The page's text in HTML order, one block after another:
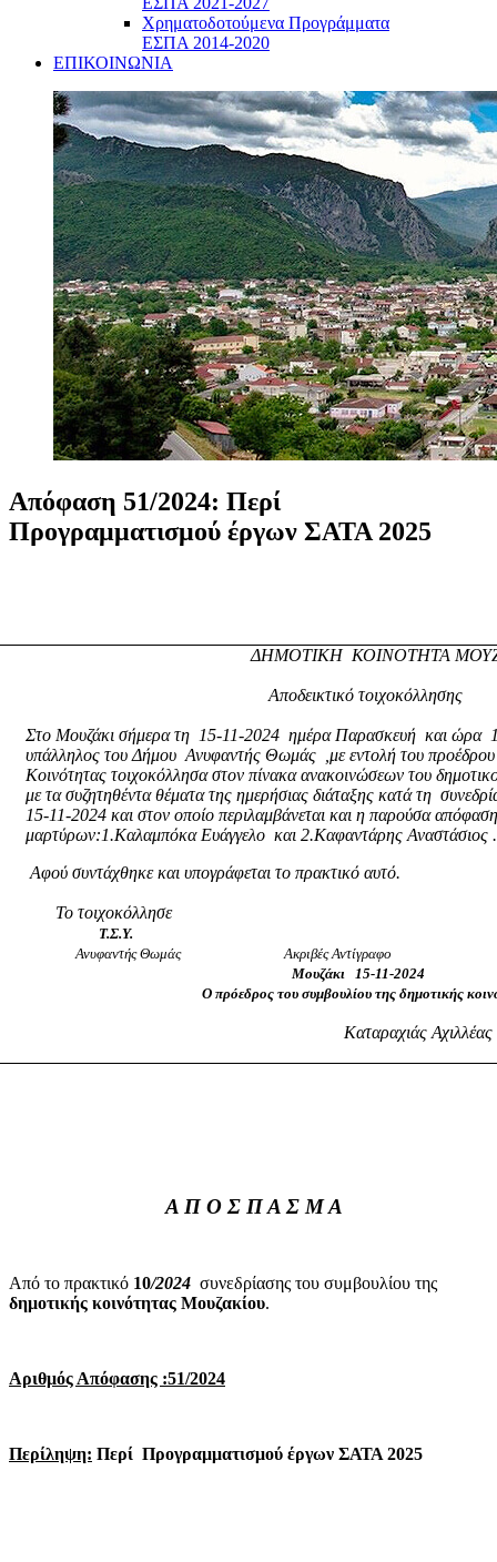
Χρηματοδοτούμενα Προγράμματα
ΕΣΠΑ 2014-2020
ΕΠΙΚΟΙΝΩΝΙΑ
Απόφαση 51/2024: Περί
Προγραμματισμού έργων ΣΑΤΑ 2025
ΔΗΜΟΤΙΚΗ ΚΟΙΝΟΤΗΤΑ
Αποδεικτικό τοιχοκόλλησης
Στο Μουζάκι σήμερα τη 15-11-2024 ημέρα Παρασκευή και ώρα
υπάλληλος του Δήμου Ανυφαντής Θωμάς
,με εντολή του
Κοινότητας τοιχοκόλλησα στον πίνακα ανακοινώσεων του
με τα συζητηθέντα θέματα της ημερήσιας διάταξης κατά τη
15-11-2024 και στον οποίο περιλαμβάνεται και η παρούσα
μαρτύρων:1.Καλαμπόκα Ευάγγελο και 2.Καφαντάρης Αναστάσιος .
Αφού συντάχθηκε και υπογράφεται το πρακτικό αυτό.
Το τοιχοκόλλησε
Τ.Σ.Υ.
Ανυφαντής Θωμάς
Ακριβές Αντίγραφο
Μουζάκι
15-11-2024
Ο πρόεδρος του συμβουλίου της δημοτικής
Καταραχιάς Αχιλλέας
Α Π Ο Σ Π Α Σ Μ Α
Από το πρακτικό 10/2024 συνεδρίασης του συμβουλίου της
δημοτικής κοινότητας Μουζακίου.
Αριθμός Απόφασης :51/2024
Περίληψη: Περί Προγραμματισμού έργων ΣΑΤΑ 2025